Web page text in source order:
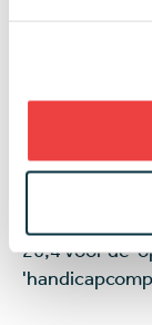
handicaplimiet
handicap van
invoering van
26,4 voor de